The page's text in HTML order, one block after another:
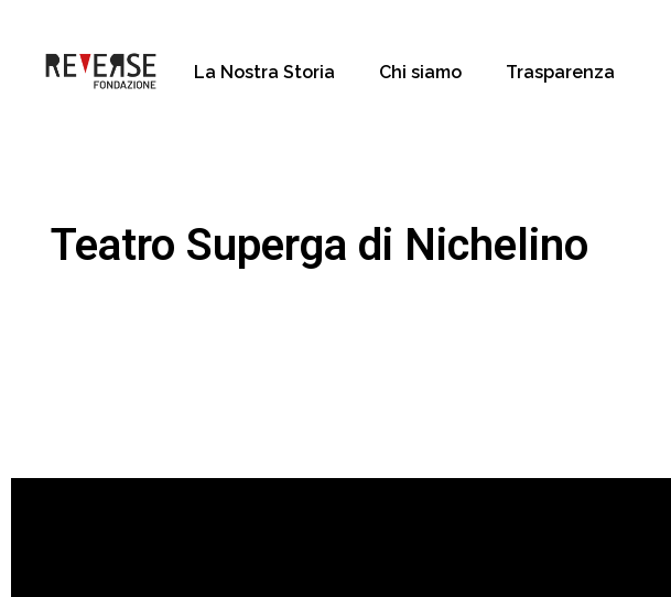
La Nostra Storia Chi siamo Trasparenza
Teatro Superga di Nichelino